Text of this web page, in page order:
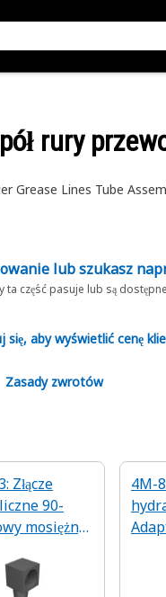
rury
Grease Lines Tube
lub szukasz
część pasuje lub są
się, aby wyświetlić cenę
Zasady zwrotów
Złącze
90-
mosiężny
4M-